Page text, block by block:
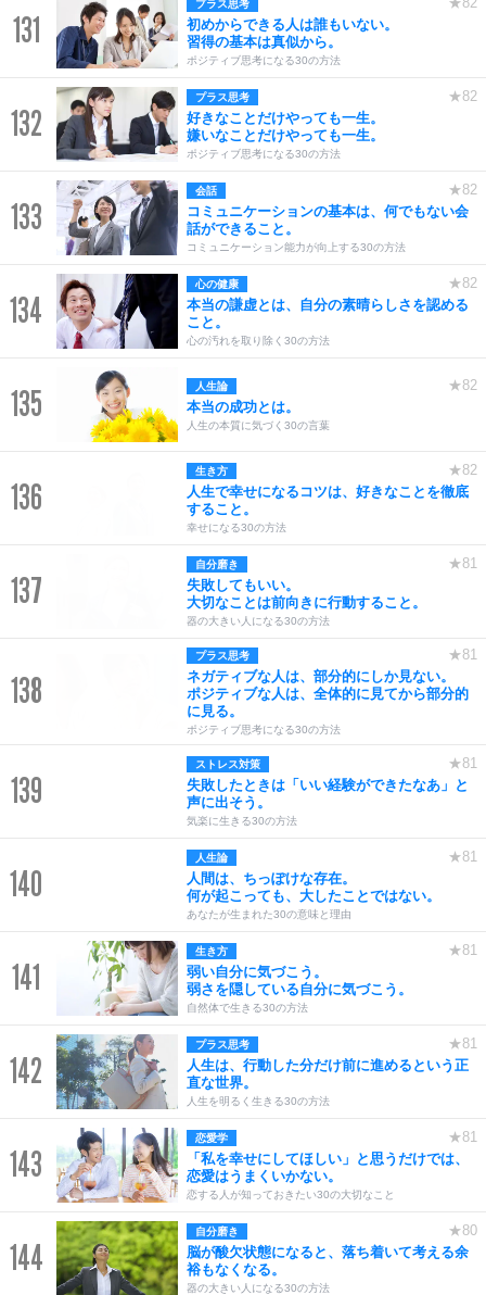
131
プラス思考
初めからできる人は誰もいない。
習得の基本は真似から。
ポジティブ思考になる30の方法
132
プラス思考
★82
好きなことだけやっても一生。
嫌いなことだけやっても一生。
ポジティブ思考になる30の方法
133
会話
★82
コミュニケーションの基本は、何でもない会
話ができること。
コミュニケーション能力が向上する30の方法
134
心の健康
★82
本当の謙虚とは、自分の素晴らしさを認める
こと。
心の汚れを取り除く30の方法
135 人生論
★82
本当の成功とは。
人生の本質に気づく30の言葉
136
生き方
★82
人生で幸せになるコツは、好きなことを徹底
すること。
幸せになる30の方法
137
自分磨き
★81
失敗してもいい。
大切なことは前向きに行動すること。
器の大きい人になる30の方法
138
プラス思考
★81
ネガティブな人は、部分的にしか見ない。
ポジティブな人は、全体的に見てから部分的
に見る。
ポジティブ思考になる30の方法
139
ストレス対策
★81
失敗したときは「いい経験ができたなあ」と
声に出そう。
気楽に生きる30の方法
140
人生論
★81
人間は、ちっぽけな存在。
何が起こっても、大したことではない。
あなたが生まれた30の意味と理由
141
生き方
★81
弱い自分に気づこう。
弱さを隠している自分に気づこう。
自然体で生きる30の方法
142
プラス思考
★81
人生は、行動した分だけ前に進めるという正
直な世界。
人生を明るく生きる30の方法
143
恋愛学
★81
「私を幸せにしてほしい」と思うだけでは、
恋愛はうまくいかない。
恋する人が知っておきたい30の大切なこと
144
自分磨き
★80
脳が酸欠状態になると、落ち着いて考える余
裕もなくなる。
器の大きい人になる30の方法